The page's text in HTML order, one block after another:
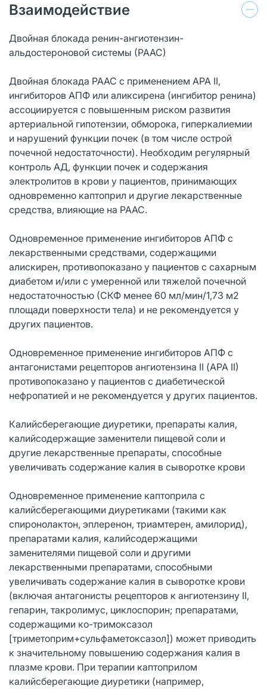
Взаимодействие
Двойная блокада ренин-ангиотензин-
альдостероновой системы (РААС)
Двойная блокада РААС с применением АРА II,
ингибиторов АПФ или аликсирена (ингибитор ренина)
ассоциируется с повышенным риском развития
артериальной гипотензии, обморока, гиперкалиемии
и нарушений функции почек (в том числе острой
почечной недостаточности). Необходим регулярный
контроль АД, функции почек и содержания
электролитов в крови у пациентов, принимающих
одновременно каптоприл и другие лекарственные
средства, влияющие на РААС.
Одновременное применение ингибиторов АПФ с
лекарственными средствами, содержащими
алискирен, противопоказано у пациентов с сахарным
диабетом и/или с умеренной или тяжелой почечной
недостаточностью (СКФ менее 60 мл/мин/1,73 м2
площади поверхности тела) и не рекомендуется у
других пациентов.
Одновременное применение ингибиторов АПФ с
антагонистами рецепторов ангиотензина II (АРА II)
противопоказано у пациентов с диабетической
нефропатией и не рекомендуется у других пациентов.
Калийсберегающие диуретики, препараты калия,
калийсодержащие заменители пищевой соли и
другие лекарственные препараты, способные
увеличивать содержание калия в сыворотке крови
Одновременное применение каптоприла с
калийсберегающими диуретиками (такими как
спиронолактон, эплеренон, триамтерен, амилорид),
препаратами калия, калийсодержащими
заменителями пищевой соли и другими
лекарственными препаратами, способными
увеличивать содержание калия в сыворотке крови
(включая антагонисты рецепторов к ангиотензину II,
гепарин, такролимус, циклоспорин; препаратами,
содержащими ко-тримоксазол
[триметоприм+сульфаметоксазол]) может приводить
к значительному повышению содержания калия в
плазме крови. При терапии каптоприлом
калийсберегающие диуретики (например,